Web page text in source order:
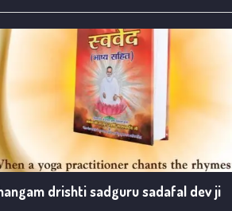
drishti sadguru sadafal dev ji